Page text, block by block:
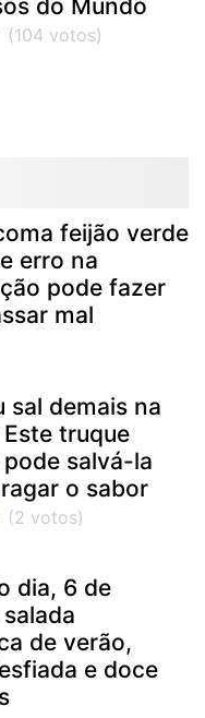
do Mundo
feijão verde
erro na
pode fazer
mal
sal demais na
Este truque
salvá-la
o sabor
dia, 6 de
de verão,
e doce